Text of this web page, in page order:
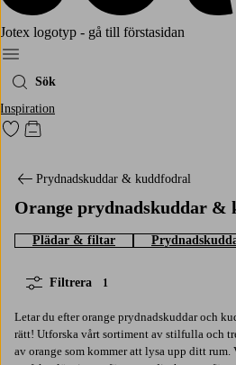
Jotex logotyp - gå till förstasidan
Meny
Sök
Inspiration
Gå till favoritmarkerade produkter
Gå till kundvagnen
Prydnadskuddar & kuddfodral
Orange prydnadskuddar &
Plädar & filtar
Filtrera 1
Letar du efter orange prydnadskuddar och
rätt! Utforska vårt sortiment av stilfulla och
av orange som kommer att lysa upp ditt rum.